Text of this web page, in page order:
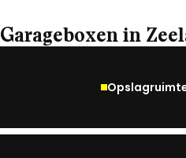
Garageboxen in